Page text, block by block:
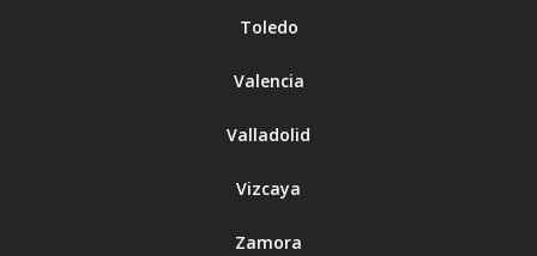
Toledo
Valencia
Valladolid
Vizcaya
Zamora